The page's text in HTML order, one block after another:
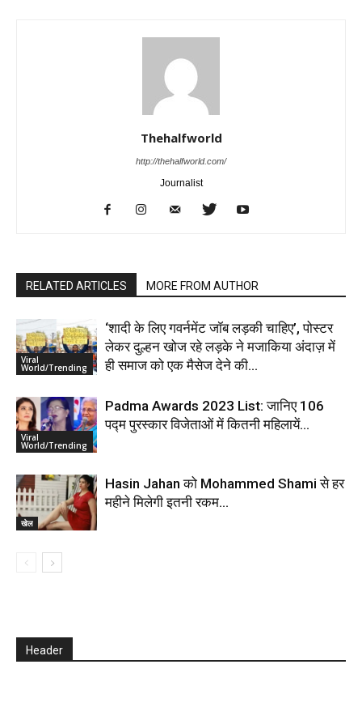
Thehalfworld
http://thehalfworld.com/
Journalist
RELATED ARTICLES MORE FROM AUTHOR
Viral
World/Trending
‘शादी के लिए गवर्नमेंट जॉब लड़की चाहिए’, पोस्टर
लेकर दुल्हन खोज रहे लड़के ने मजाकिया अंदाज़ में
ही समाज को एक मैसेज देने की...
Viral
World/Trending
Padma Awards 2023 List: जानिए 106
पद्म पुरस्कार विजेताओं में कितनी महिलायें…
खेल
Hasin Jahan को Mohammed Shami से हर
महीने मिलेगी इतनी रकम…
Header